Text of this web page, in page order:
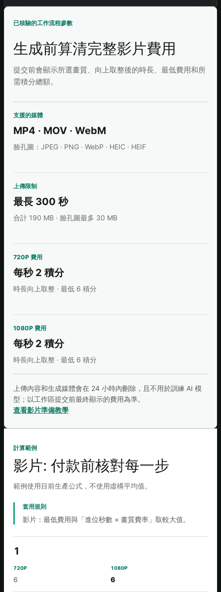
已核驗的工作流程參數
生成前算清完整影片費用
提交前會顯示所選畫質、向上取整後的時長、最低費用和所
需積分總額。
支援的媒體
MP4 · MOV · WebM
臉孔圖：JPEG · PNG · WebP · HEIC · HEIF
上傳限制
最長 300 秒
合計 190 MB · 臉孔圖最多 30 MB
720P 費用
每秒 2 積分
時長向上取整 · 最低 6 積分
1080P 費用
每秒 2 積分
時長向上取整 · 最低 6 積分
上傳內容和生成媒體會在 24 小時內刪除，且不用於訓練 AI 模
型；以工作區提交前最終顯示的費用為準。
查看影片準備教學
計算範例
影片: 付款前核對每一步
範例使用目前生產公式，不使用虛構平均值。
套用規則
影片：最低費用與「進位秒數 × 畫質費率」取較大值。
1
6 6